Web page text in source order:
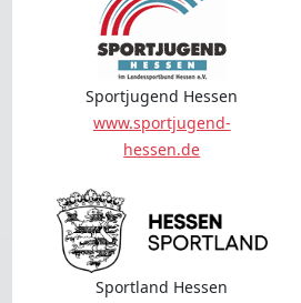
Sportjugend Hessen
www.sportjugend-
hessen.de
Sportland Hessen